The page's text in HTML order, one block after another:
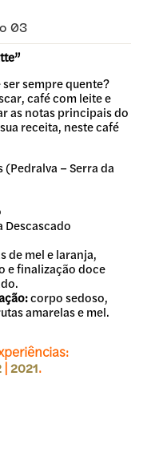
03
sempre quente?
café com leite e
as notas principais do
receita, neste café
(Pedralva – Serra da
Descascado
de mel e laranja,
e finalização doce
corpo sedoso,
amarelas e mel.
|2021.